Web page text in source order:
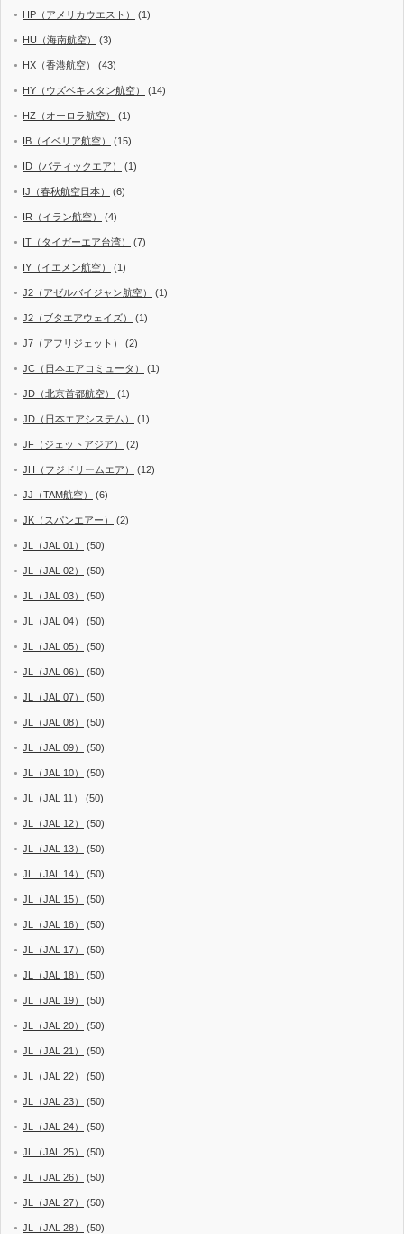
HP（アメリカウエスト） (1)
HU（海南航空） (3)
HX（香港航空） (43)
HY（ウズベキスタン航空） (14)
HZ（オーロラ航空） (1)
IB（イベリア航空） (15)
ID（バティックエア） (1)
IJ（春秋航空日本） (6)
IR（イラン航空） (4)
IT（タイガーエア台湾） (7)
IY（イエメン航空） (1)
J2（アゼルバイジャン航空） (1)
J2（ブタエアウェイズ） (1)
J7（アフリジェット） (2)
JC（日本エアコミュータ） (1)
JD（北京首都航空） (1)
JD（日本エアシステム） (1)
JF（ジェットアジア） (2)
JH（フジドリームエア） (12)
JJ（TAM航空） (6)
JK（スパンエアー） (2)
JL（JAL 01） (50)
JL（JAL 02） (50)
JL（JAL 03） (50)
JL（JAL 04） (50)
JL（JAL 05） (50)
JL（JAL 06） (50)
JL（JAL 07） (50)
JL（JAL 08） (50)
JL（JAL 09） (50)
JL（JAL 10） (50)
JL（JAL 11） (50)
JL（JAL 12） (50)
JL（JAL 13） (50)
JL（JAL 14） (50)
JL（JAL 15） (50)
JL（JAL 16） (50)
JL（JAL 17） (50)
JL（JAL 18） (50)
JL（JAL 19） (50)
JL（JAL 20） (50)
JL（JAL 21） (50)
JL（JAL 22） (50)
JL（JAL 23） (50)
JL（JAL 24） (50)
JL（JAL 25） (50)
JL（JAL 26） (50)
JL（JAL 27） (50)
JL（JAL 28） (50)